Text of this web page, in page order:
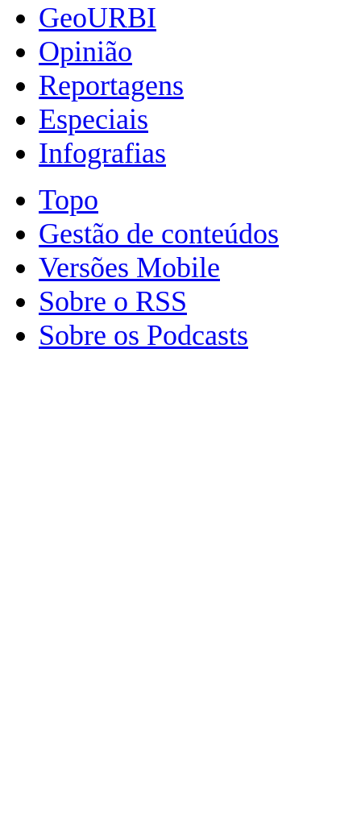
GeoURBI
Opinião
Reportagens
Especiais
Infografias
Topo
Gestão de conteúdos
Versões Mobile
Sobre o RSS
Sobre os Podcasts